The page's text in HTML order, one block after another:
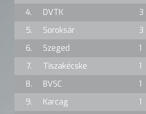
4.
DVTK
3
5.
Soroksár
3
6.
Szeged
1
7.
Tiszakécske
1
8.
BVSC
1
9.
Karcag
1